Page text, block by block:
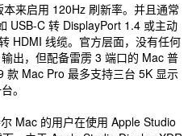
来启用 120Hz 刷新率。并且通常
USB-C 转 DisplayPort 1.4 或主动
HDMI 线缆。官方层面，没有任何
出，但配备雷雳 3 端口的 Mac 普
款 Mac Pro 最多支持三台 5K 显示
。
Mac 的用户在使用 Apple Studio